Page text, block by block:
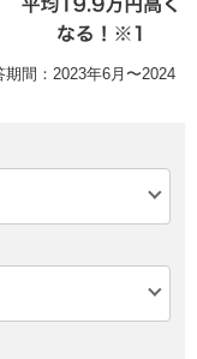
間：2023年6月〜2024